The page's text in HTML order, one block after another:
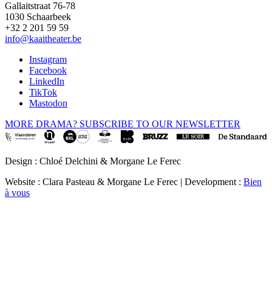
Gallaitstraat 76-78
1030 Schaarbeek
+32 2 201 59 59
info@kaaitheater.be
Instagram
Facebook
LinkedIn
TikTok
Mastodon
MORE DRAMA? SUBSCRIBE TO OUR NEWSLETTER
Design : Chloé Delchini & Morgane Le Ferec
Website : Clara Pasteau & Morgane Le Ferec | Development : Bien
à vous